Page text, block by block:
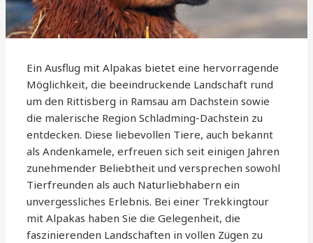
Ein Ausflug mit Alpakas bietet eine hervorragende
Möglichkeit, die beeindruckende Landschaft rund
um den Rittisberg in Ramsau am Dachstein sowie
die malerische Region Schladming-Dachstein zu
entdecken. Diese liebevollen Tiere, auch bekannt
als Andenkamele, erfreuen sich seit einigen Jahren
zunehmender Beliebtheit und versprechen sowohl
Tierfreunden als auch Naturliebhabern ein
unvergessliches Erlebnis. Bei einer Trekkingtour
mit Alpakas haben Sie die Gelegenheit, die
faszinierenden Landschaften in vollen Zügen zu